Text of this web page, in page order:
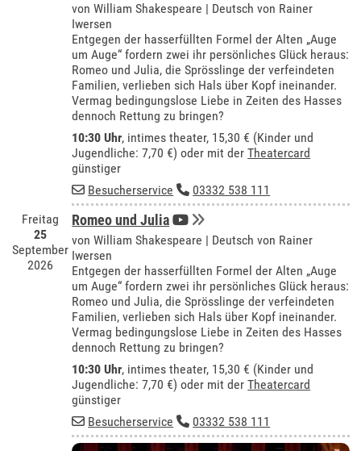
von William Shakespeare | Deutsch von Rainer
Iwersen
Entgegen der hasserfüllten Formel der Alten „Auge
um Auge“ fordern zwei ihr persönliches Glück heraus:
Romeo und Julia, die Sprösslinge der verfeindeten
Familien, verlieben sich Hals über Kopf ineinander.
Vermag bedingungslose Liebe in Zeiten des Hasses
dennoch Rettung zu bringen?
10:30 Uhr, intimes theater, 15,30 € (Kinder und
Jugendliche: 7,70 €) oder mit derTheatercard
günstiger
Besucherservice
03332 538 111
Freitag
25
September
2026
Romeo und Julia
von William Shakespeare | Deutsch von Rainer
Iwersen
Entgegen der hasserfüllten Formel der Alten „Auge
um Auge“ fordern zwei ihr persönliches Glück heraus:
Romeo und Julia, die Sprösslinge der verfeindeten
Familien, verlieben sich Hals über Kopf ineinander.
Vermag bedingungslose Liebe in Zeiten des Hasses
dennoch Rettung zu bringen?
10:30 Uhr, intimes theater, 15,30 € (Kinder und
Jugendliche: 7,70 €) oder mit derTheatercard
günstiger
Besucherservice
03332 538 111